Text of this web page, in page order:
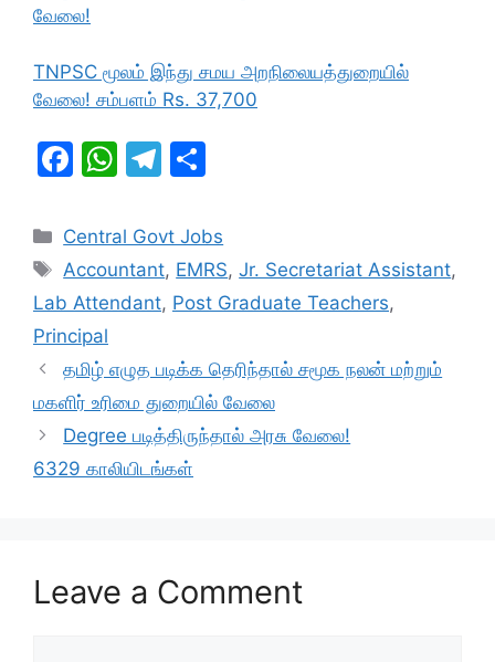
வேலை!
TNPSC மூலம் இந்து சமய அறநிலையத்துறையில்
வேலை! சம்பளம் Rs. 37,700
F
c
e
b
o
o
k
W
at
s
A
p
T
e
gr
a
ar
e
Categories
Central Govt Jobs
Tags
Accountant, EMRS,Jr. Secretariat Assistant,
Lab Attendant, Post Graduate Teachers,
Principal
தமிழ் எழுத படிக்க தெரிந்தால் சமூக நலன் மற்றும்
மகளிர் உரிமை துறையில் வேலை
Degree படித்திருந்தால் அரசு வேலை!
6329 காலியிடங்கள்
Leave a Comment